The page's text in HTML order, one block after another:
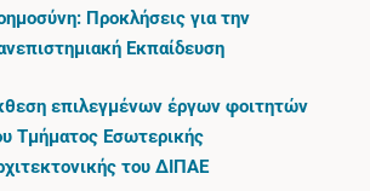
Προκλήσεις για την
Εκπαίδευση
επιλεγμένων έργων φοιτητών
Τμήματος Εσωτερικής
του ΔΙΠΑΕ